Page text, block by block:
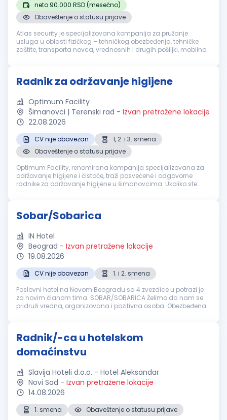
neto 90.000 RSD (mesečno)
Obaveštenje o statusu prijave
Atlas security je specijalizovana kompanija za pružanje
usluga u oblasti fizičkog – tehničkog obezbeđenja, tehničke
zaštite, transporta novca, vrednosnih i drugih pošiljki, mobilnog
Radnik za održavanje higijene
Optimum Facility
Šimanovci | Terenski rad - Izvan pretražene lokacije
22.08.2026
CV nije obavezan
1, 2. i 3. smena
Obaveštenje o statusu prijave
Optimum Facility, renomirana kompanija specijalizovana za
održavanje higijene i čistoće, traži posvećene i odgovorne
radnike za održavanje higijene u šimanovcima. Ukoliko ste
Sobar/Sobarica
IN Hotel
Beograd - Izvan pretražene lokacije
19.08.2026
CV nije obavezan
1. i 2. smena
Poslovni hotel na Novom Beogradu sa 4 zvezdice u potrazi je
za novim članom tima. SOBAR/SOBARICA Želimo da nam se
pridruži vredna, organizovana i pozitivna osoba. Obezbeđena
Radnik/-ca u hotelskom
domaćinstvu
Slavija Hoteli d.o.o. - Hotel Aleksandar
Novi Sad - Izvan pretražene lokacije
14.08.2026
1. smena
Obaveštenje o statusu prijave